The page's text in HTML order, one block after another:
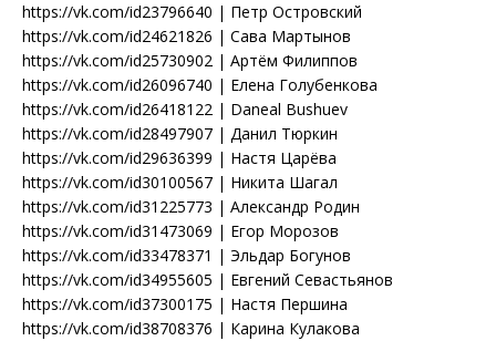
https://vk.com/id23796640 | Петр Островский
https://vk.com/id24621826 | Сава Мартынов
https://vk.com/id25730902 | Артём Филиппов
https://vk.com/id26096740 | Елена Голубенкова
https://vk.com/id26418122 | Daneal Bushuev
https://vk.com/id28497907 | Данил Тюркин
https://vk.com/id29636399 | Настя Царёва
https://vk.com/id30100567 | Никита Шагал
https://vk.com/id31225773 | Александр Родин
https://vk.com/id31473069 | Егор Морозов
https://vk.com/id33478371 | Эльдар Богунов
https://vk.com/id34955605 | Евгений Севастьянов
https://vk.com/id37300175 | Настя Першина
https://vk.com/id38708376 | Карина Кулакова